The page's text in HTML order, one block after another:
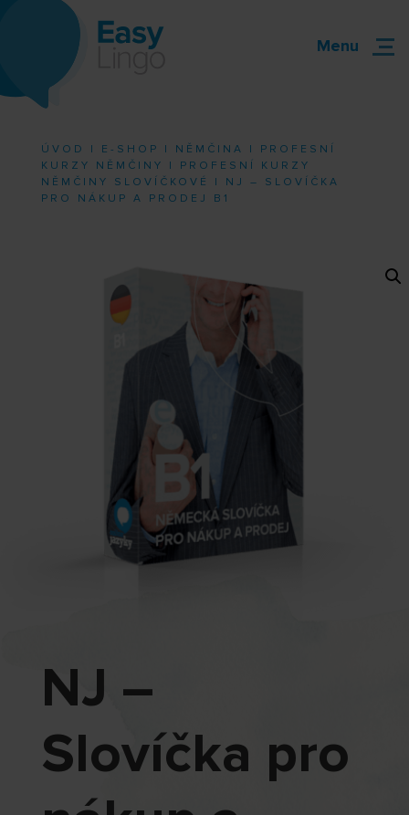
Menu
ÚVOD | E-SHOP | NĚMČINA | PROFESNÍ
KURZY NĚMČINY
| PROFESNÍ KURZY
NĚMČINY SLOVÍČKOVÉ
| NJ – SLOVÍČKA
PRO NÁKUP A PRODEJ B1
NJ –
Slovíčka pro